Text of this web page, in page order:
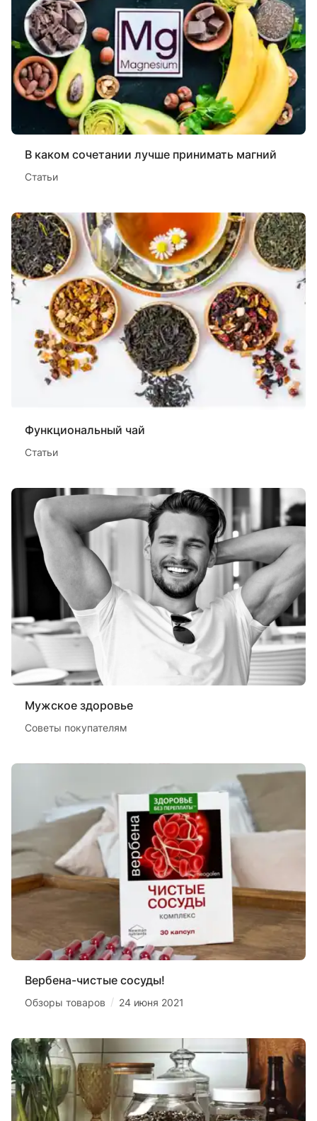
В каком сочетании лучше принимать магний
Статьи
Функциональный чай
Статьи
Мужское здоровье
Советы покупателям
Вербена-чистые сосуды!
Обзоры товаров / 24 июня 2021